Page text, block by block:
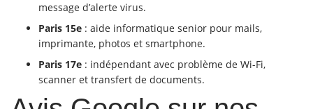
message d’alerte virus.
Paris 15e : aide informatique senior pour mails,
imprimante, photos et smartphone.
Paris 17e : indépendant avec problème de Wi-Fi,
scanner et transfert de documents.